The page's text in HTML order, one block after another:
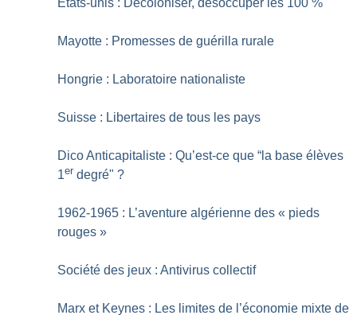
Mayotte : Promesses de guérilla rurale
Hongrie : Laboratoire nationaliste
Suisse : Libertaires de tous les pays
Dico Anticapitaliste : Qu’est-ce que “la base élèves
1er degré" ?
1962-1965 : L’aventure algérienne des « pieds
rouges »
Société des jeux : Antivirus collectif
Marx et Keynes : Les limites de l’économie mixte de